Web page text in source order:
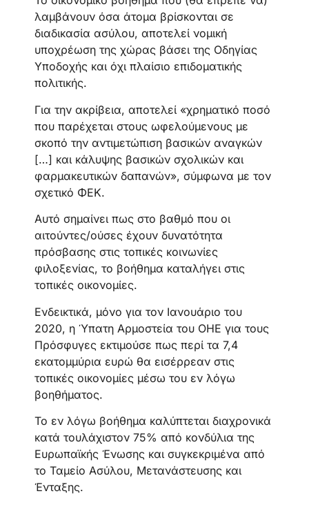
λαμβάνουν όσα άτομα βρίσκονται σε
διαδικασία ασύλου, αποτελεί νομική
υποχρέωση της χώρας βάσει της Οδηγίας
Υποδοχής και όχι πλαίσιο επιδοματικής
πολιτικής.
Για την ακρίβεια, αποτελεί «χρηματικό ποσό
που παρέχεται στους ωφελούμενους με
σκοπό την αντιμετώπιση βασικών αναγκών
[…] και κάλυψης βασικών σχολικών και
φαρμακευτικών δαπανών», σύμφωνα με τον
σχετικό ΦΕΚ.
Αυτό σημαίνει πως στο βαθμό που οι
αιτούντες/ούσες έχουν δυνατότητα
πρόσβασης στις τοπικές κοινωνίες
φιλοξενίας, το βοήθημα καταλήγει στις
τοπικές οικονομίες.
Ενδεικτικά, μόνο για τον Ιανουάριο του
2020, η Ύπατη Αρμοστεία του ΟΗΕ για τους
Πρόσφυγες εκτιμούσε πως περί τα 7,4
εκατομμύρια ευρώ θα εισέρρεαν στις
τοπικές οικονομίες μέσω του εν λόγω
βοηθήματος.
Το εν λόγω βοήθημα καλύπτεται διαχρονικά
κατά τουλάχιστον 75% από κονδύλια της
Ευρωπαϊκής Ένωσης και συγκεκριμένα από
το Ταμείο Ασύλου, Μετανάστευσης και
Ένταξης.